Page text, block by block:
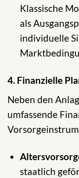
Klassische
als
individuelle
4. Finanzielle
Neben den
umfassende
staatlich